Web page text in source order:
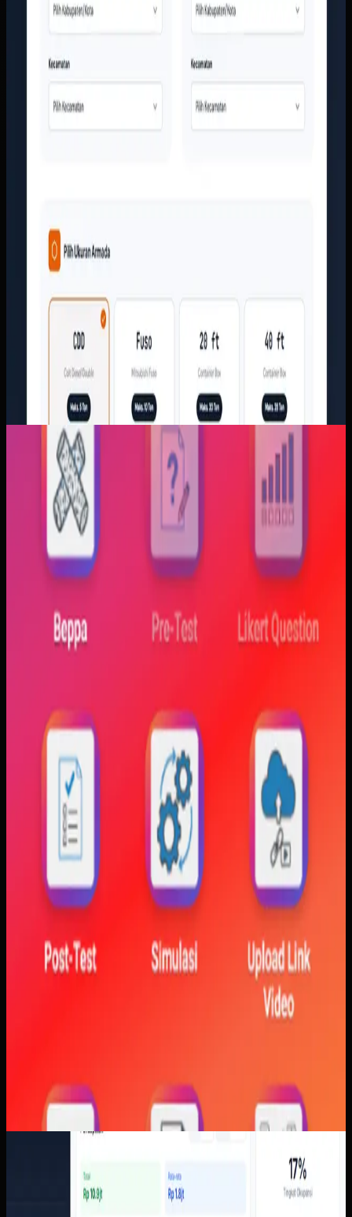
bukti kerja perusahaan ditata supaya calon pelanggan bisa
Baca studi kasus
Aplikasi Mobile
Trajectfika
Trajectfika
Sebelumnya
Mahasiswa sering kesulitan menghubungkan persamaan
matematis dengan perilaku fisik yang sebenarnya,
konsisten. Materi yang hanya tampil statis juga membuat
konsep perubahan fase dan perilaku sistem sulit
dibayangkan.
visualisasi gerak, dan grafik yang berubah langsung saat
variabel diubah. Dengan begitu, mahasiswa bisa melihat
hubungan antara teori dan simulasi secara lebih konkret.
Baca studi kasus
Properti Pemesanan
Properti Pemesanan